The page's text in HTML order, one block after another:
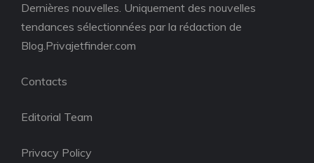
Dernières nouvelles. Uniquement des nouvelles
tendances sélectionnées par la rédaction de
Blog.Privajetfinder.com
Contacts
Editorial Team
Privacy Policy